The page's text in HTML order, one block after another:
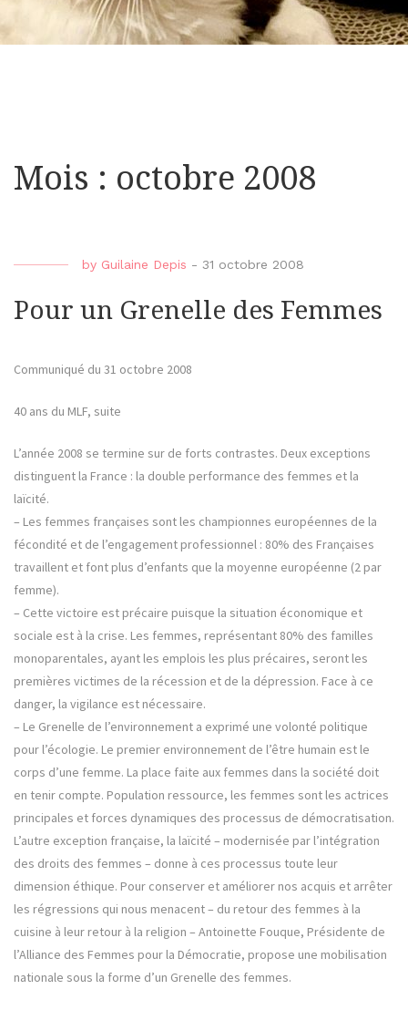
Mois : octobre 2008
by Guilaine Depis - 31 octobre 2008
Pour un Grenelle des Femmes
Communiqué du 31 octobre 2008
40 ans du MLF, suite
L’année 2008 se termine sur de forts contrastes. Deux exceptions
distinguent la France : la double performance des femmes et la
laïcité.
– Les femmes françaises sont les championnes européennes de la
fécondité et de l’engagement professionnel : 80% des Françaises
travaillent et font plus d’enfants que la moyenne européenne (2 par
femme).
– Cette victoire est précaire puisque la situation économique et
sociale est à la crise. Les femmes, représentant 80% des familles
monoparentales, ayant les emplois les plus précaires, seront les
premières victimes de la récession et de la dépression. Face à ce
danger, la vigilance est nécessaire.
– Le Grenelle de l’environnement a exprimé une volonté politique
pour l’écologie. Le premier environnement de l’être humain est le
corps d’une femme. La place faite aux femmes dans la société doit
en tenir compte. Population ressource, les femmes sont les actrices
principales et forces dynamiques des processus de démocratisation.
L’autre exception française, la laïcité – modernisée par l’intégration
des droits des femmes – donne à ces processus toute leur
dimension éthique. Pour conserver et améliorer nos acquis et arrêter
les régressions qui nous menacent – du retour des femmes à la
cuisine à leur retour à la religion – Antoinette Fouque, Présidente de
l’Alliance des Femmes pour la Démocratie, propose une mobilisation
nationale sous la forme d’un Grenelle des femmes.